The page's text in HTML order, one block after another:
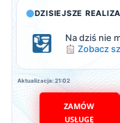
DZISIEJSZE
Na dziś nie
Zobacz
Aktualizacja: 21:02
ZAMÓW
USŁUGĘ